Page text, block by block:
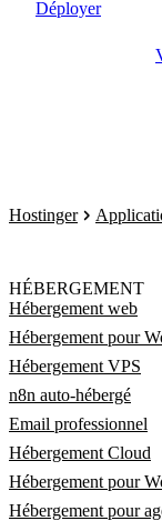
Déployer
Hostinger
HÉBERGEMENT
Hébergement web
Hébergement pour
Hébergement VPS
n8n auto-hébergé
Email professionnel
Hébergement Cloud
Hébergement pour
Hébergement pour